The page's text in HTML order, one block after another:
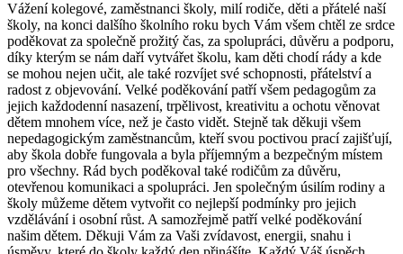
Vážení kolegové, zaměstnanci školy, milí rodiče, děti a přátelé naší
školy, na konci dalšího školního roku bych Vám všem chtěl ze srdce
poděkovat za společně prožitý čas, za spolupráci, důvěru a podporu,
díky kterým se nám daří vytvářet školu, kam děti chodí rády a kde
se mohou nejen učit, ale také rozvíjet své schopnosti, přátelství a
radost z objevování. Velké poděkování patří všem pedagogům za
jejich každodenní nasazení, trpělivost, kreativitu a ochotu věnovat
dětem mnohem více, než je často vidět. Stejně tak děkuji všem
nepedagogickým zaměstnancům, kteří svou poctivou prací zajišťují,
aby škola dobře fungovala a byla příjemným a bezpečným místem
pro všechny. Rád bych poděkoval také rodičům za důvěru,
otevřenou komunikaci a spolupráci. Jen společným úsilím rodiny a
školy můžeme dětem vytvořit co nejlepší podmínky pro jejich
vzdělávání i osobní růst. A samozřejmě patří velké poděkování
našim dětem. Děkuji Vám za Vaši zvídavost, energii, snahu i